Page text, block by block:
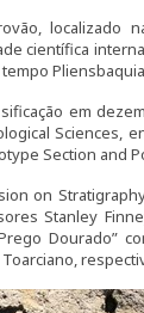
localizado
científica
em
Sciences,
Section and
on
Stanley
Dourado”